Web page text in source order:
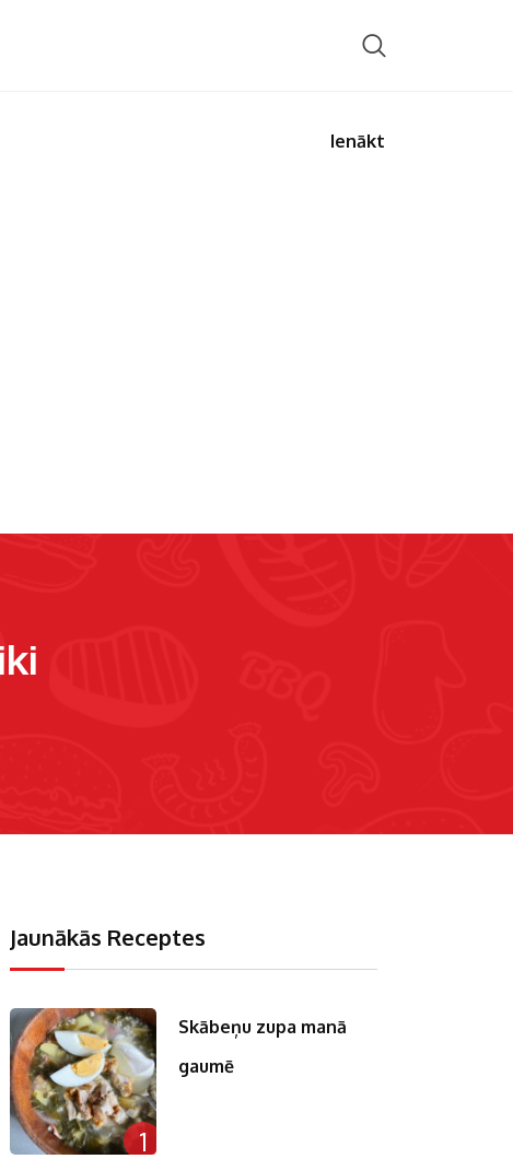
Ienākt
Jaunākās Receptes
1
Skābeņu zupa manā
gaumē